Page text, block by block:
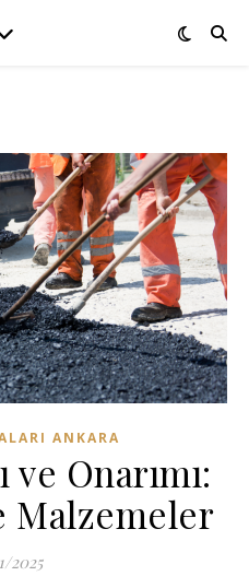
ANKARA
ve Onarımı:
Malzemeler
2025